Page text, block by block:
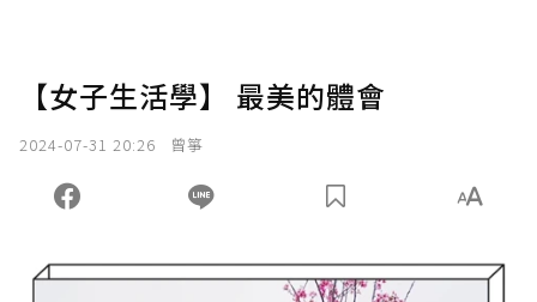
【女子生活學】 最美的體會
2024-07-31 20:26 曾箏